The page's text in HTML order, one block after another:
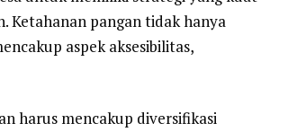
Ketahanan pangan tidak hanya
aspek aksesibilitas,
harus mencakup diversifikasi